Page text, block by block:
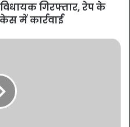
गिरफ्तार, रेप के
में कार्रवाई